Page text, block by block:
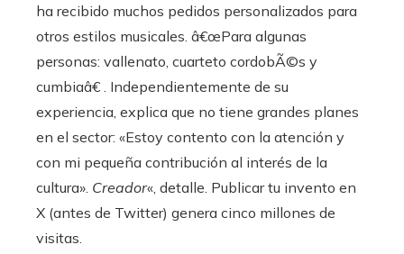
ha recibido muchos pedidos personalizados para
otros estilos musicales. â€œPara algunas
personas: vallenato, cuarteto cordobÃ©s y
cumbiaâ€ . Independientemente de su
experiencia, explica que no tiene grandes planes
en el sector: «Estoy contento con la atención y
con mi pequeña contribución al interés de la
cultura». Creador«, detalle. Publicar tu invento en
X (antes de Twitter) genera cinco millones de
visitas.